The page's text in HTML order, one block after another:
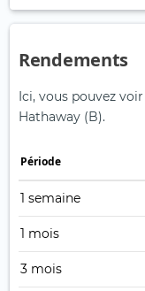
Rendements
Ici, vous pouvez
Hathaway (B).
Période
1 semaine
1 mois
3 mois